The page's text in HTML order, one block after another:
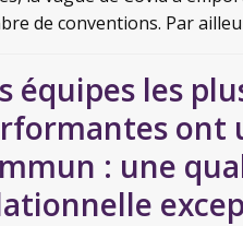
de conventions. Par
équipes les
ont
: une